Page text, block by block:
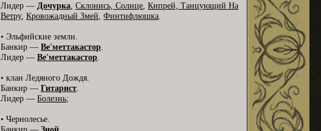
Лидер —Дочурка,Склонись, Солнце,Кипрей, Танцующий На
Ветру,Кровожадный Змей,Финтифлюшка.
• Эльфийские земли.
Банкир —Ве'меттакастор.
Лидер —Ве'меттакастор.
• клан Ледяного Дождя.
Банкир —Гитарист.
Лидер —Болезнь;
• Чернолесье.